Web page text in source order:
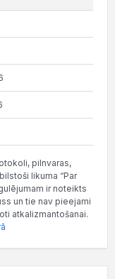
pilnvaras,
likuma “Par
ir noteikts
un tie nav pieejami
atkalizmantošanai.